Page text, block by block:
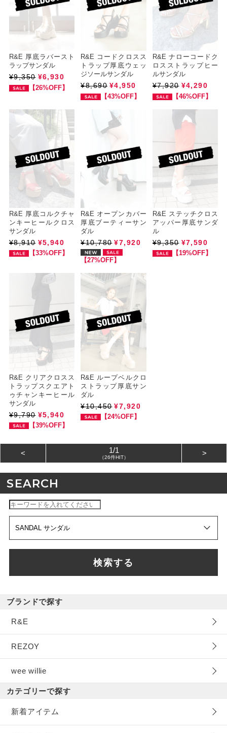
R&E 厚底ラバースト
ラップサンダル
¥9,350 ¥6,930
【26%OFF】
R&E コードクロスス
トラップ厚底ウェッ
ジソールサンダル
¥8,690 ¥4,950
【43%OFF】
R&E ナローコードク
ロスストラップヒー
ルサンダル
¥7,920 ¥4,290
【46%OFF】
R&E 厚底コルクチャ
ンキーヒールクロス
サンダル
¥8,910 ¥5,940
【33%OFF】
R&E オープンカバー
厚底ブーティーサン
ダル
¥10,780 ¥7,920
【27%OFF】
R&E ステッチクロス
アッパー厚底サンダ
ル
¥9,350 ¥7,590
【19%OFF】
R&E クリアクロスス
トラップスクエアト
ゥチャンキーヒール
サンダル
¥9,790 ¥5,940
【39%OFF】
R&E ループベルクロ
ストラップ厚底サン
ダル
¥10,450 ¥7,920
【24%OFF】
< 1/1
（26件HIT） >
SEARCH
検索する
ブランドで探す
R&E
REZOY
wee willie
カテゴリーで探す
新着アイテム